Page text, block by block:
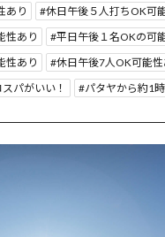
あり
休日午後５人打ちOK可
性あり
平日午後１名OKの可
性あり
休日午後7人OK可能性
スパがいい！ パタヤから約1